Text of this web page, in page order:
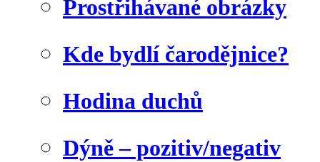
Prostřihávané obrázky
Kde bydlí čarodějnice?
Hodina duchů
Dýně – pozitiv/negativ